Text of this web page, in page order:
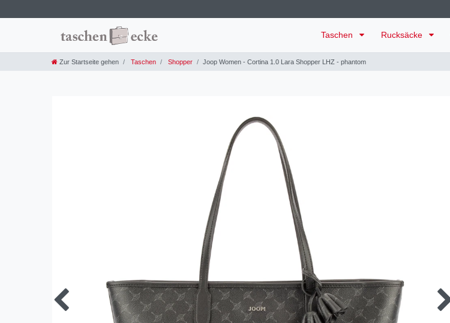
Taschen Rucksäcke
Zur Startseite gehen Taschen Shopper Joop Women - Cortina 1.0 Lara Shopper LHZ - phantom